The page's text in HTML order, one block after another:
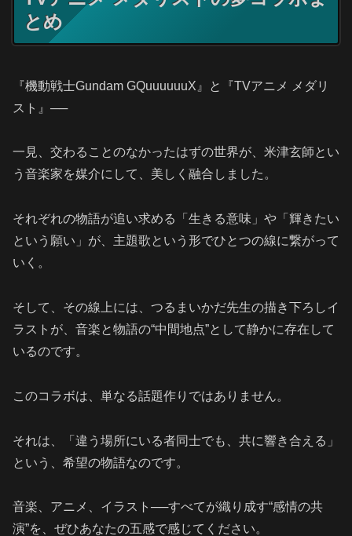
とめ
『機動戦士Gundam GQuuuuuuX』と『TVアニメ メダリ
スト』──
一見、交わることのなかったはずの世界が、米津玄師とい
う音楽家を媒介にして、美しく融合しました。
それぞれの物語が追い求める「生きる意味」や「輝きたい
という願い」が、主題歌という形でひとつの線に繋がって
いく。
そして、その線上には、つるまいかだ先生の描き下ろしイ
ラストが、音楽と物語の“中間地点”として静かに存在して
いるのです。
このコラボは、単なる話題作りではありません。
それは、「違う場所にいる者同士でも、共に響き合える」
という、希望の物語なのです。
音楽、アニメ、イラスト──すべてが織り成す“感情の共
演”を、ぜひあなたの五感で感じてください。